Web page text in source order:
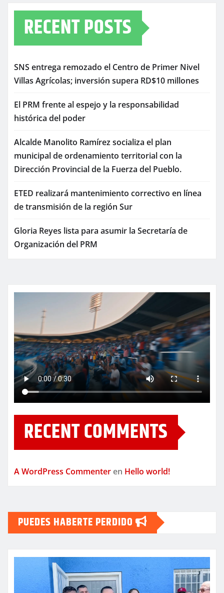
RECENT POSTS
SNS entrega remozado el Centro de Primer Nivel
Villas Agrícolas; inversión supera RD$10 millones
El PRM frente al espejo y la responsabilidad
histórica del poder
Alcalde Manolito Ramírez socializa el plan
municipal de ordenamiento territorial con la
Dirección Provincial de la Fuerza del Pueblo.
ETED realizará mantenimiento correctivo en línea
de transmisión de la región Sur
Gloria Reyes lista para asumir la Secretaría de
Organización del PRM
RECENT COMMENTS
A WordPress Commenter en Hello world!
PUEDES HABERTE PERDIDO